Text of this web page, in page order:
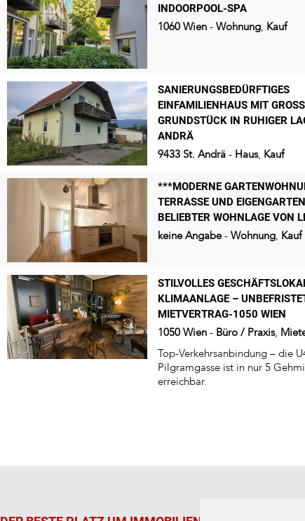
INDOORPOOL-SPA
1060 Wien - Wohnung, Kauf
SANIERUNGSBEDÜRFTIGES
EINFAMILIENHAUS MIT
RUNDSTÜCK IN RUHIGER
NDRÄ
9433 St. Andrä - Haus, Kauf
***MODERNE
TERRASSE UND
BELIEBTER WOHNLAGE VON
keine Angabe - Wohnung, Kauf
STILVOLLES
KLIMAANLAGE –
MIETVERTRAG-1050 WIEN
1050 Wien - Büro / Praxis,
Top-Verkehrsanbindung – die
Pilgramgasse ist in nur 5
erreichbar.